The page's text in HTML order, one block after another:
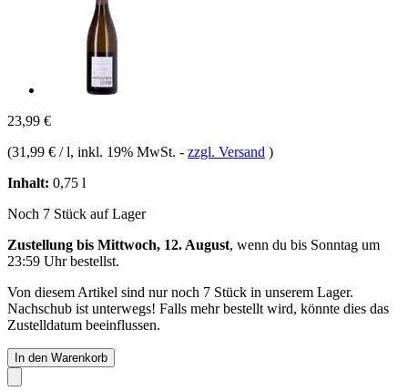
23,99 €
(31,99 € / l, inkl. 19% MwSt. - zzgl. Versand )
Inhalt: 0,75 l
Noch 7 Stück auf Lager
Zustellung bis Mittwoch, 12. August, wenn du bis Sonntag um
23:59 Uhrbestellst.
Von diesem Artikel sind nur noch 7 Stück in unserem Lager.
Nachschub ist unterwegs! Falls mehr bestellt wird, könnte dies das
Zustelldatum beeinflussen.
In den Warenkorb